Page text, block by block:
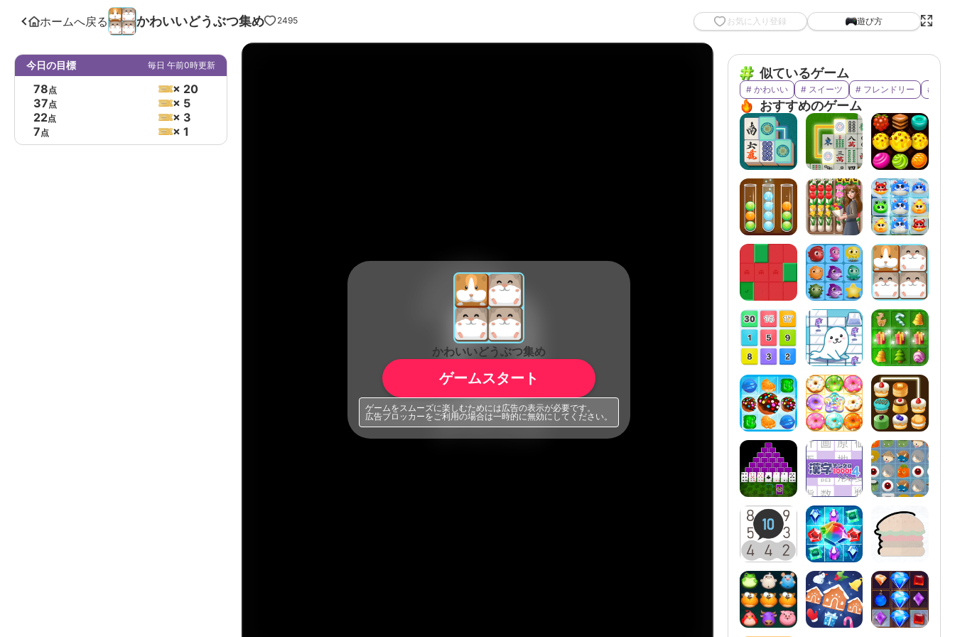
ホームへ戻る かわいいどうぶつ集め 2495 お気に入り登録 遊び方
今日の目標 毎日 午前0時更新
78点
× 20
37点
× 5
22点
× 3
7点 × 1
かわいいどうぶつ集め
ゲームスタート
ゲームをスムーズに楽しむためには広告の表示が必要です。
広告ブロッカーをご利用の場合は一時的に無効にしてください。
似ているゲーム
# かわいい # スイーツ # フレンドリー # ブロ
おすすめのゲーム